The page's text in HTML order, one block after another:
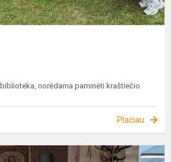
norėdama paminėti kraštiečio
Plačiau